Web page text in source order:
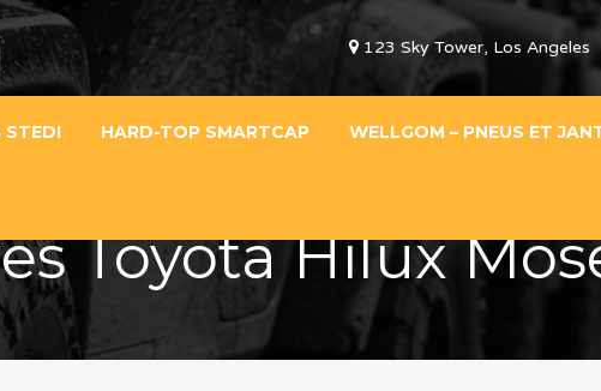
123 Sky Tower, Los Angeles
STEDI HARD-TOP SMARTCAP WELLGOM – PNEUS ET
Toyota Hilux